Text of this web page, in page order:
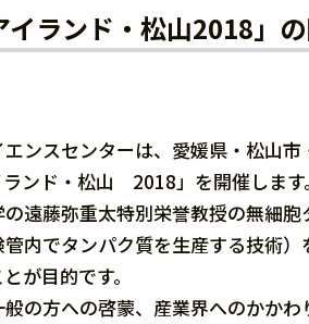
イランド・松山2018」
ンスセンターは、愛媛県・松山
ンド・松山 2018」を開催します。
遠藤弥重太特別栄誉教授の無細
内でタンパク質を生産する技術
が目的です。
の方への啓蒙、産業界へのかか